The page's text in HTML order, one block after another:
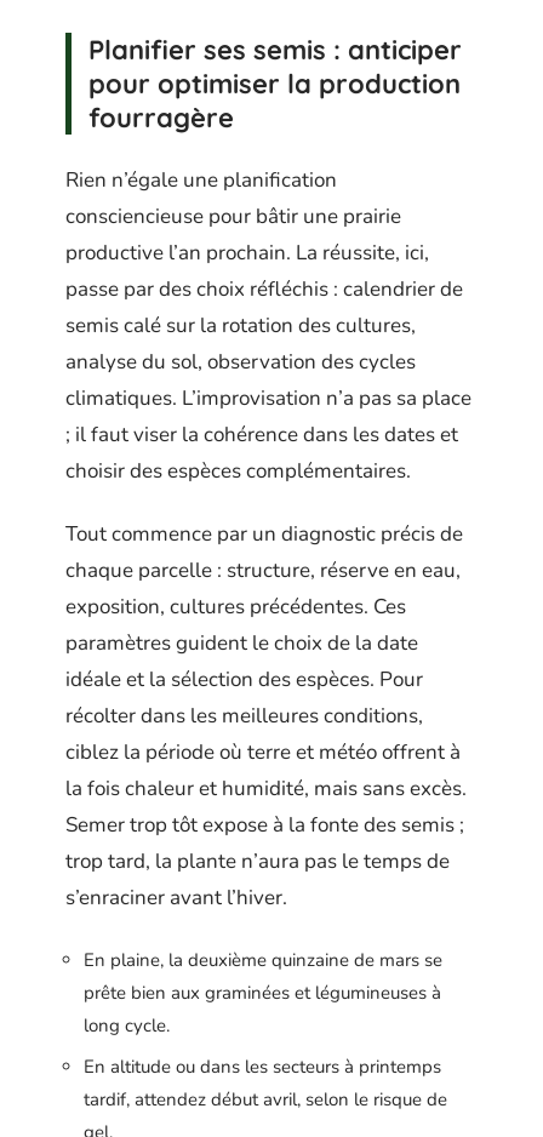
Planifier ses semis : anticiper
pour optimiser la production
fourragère
Rien n’égale une planification
consciencieuse pour bâtir une prairie
productive l’an prochain. La réussite, ici,
passe par des choix réfléchis : calendrier de
semis calé sur la rotation des cultures,
analyse du sol, observation des cycles
climatiques. L’improvisation n’a pas sa place
; il faut viser la cohérence dans les dates et
choisir des espèces complémentaires.
Tout commence par un diagnostic précis de
chaque parcelle : structure, réserve en eau,
exposition, cultures précédentes. Ces
paramètres guident le choix de la date
idéale et la sélection des espèces. Pour
récolter dans les meilleures conditions,
ciblez la période où terre et météo offrent à
la fois chaleur et humidité, mais sans excès.
Semer trop tôt expose à la fonte des semis ;
trop tard, la plante n’aura pas le temps de
s’enraciner avant l’hiver.
En plaine, la deuxième quinzaine de mars se
prête bien aux graminées et légumineuses à
long cycle.
En altitude ou dans les secteurs à printemps
tardif, attendez début avril, selon le risque de